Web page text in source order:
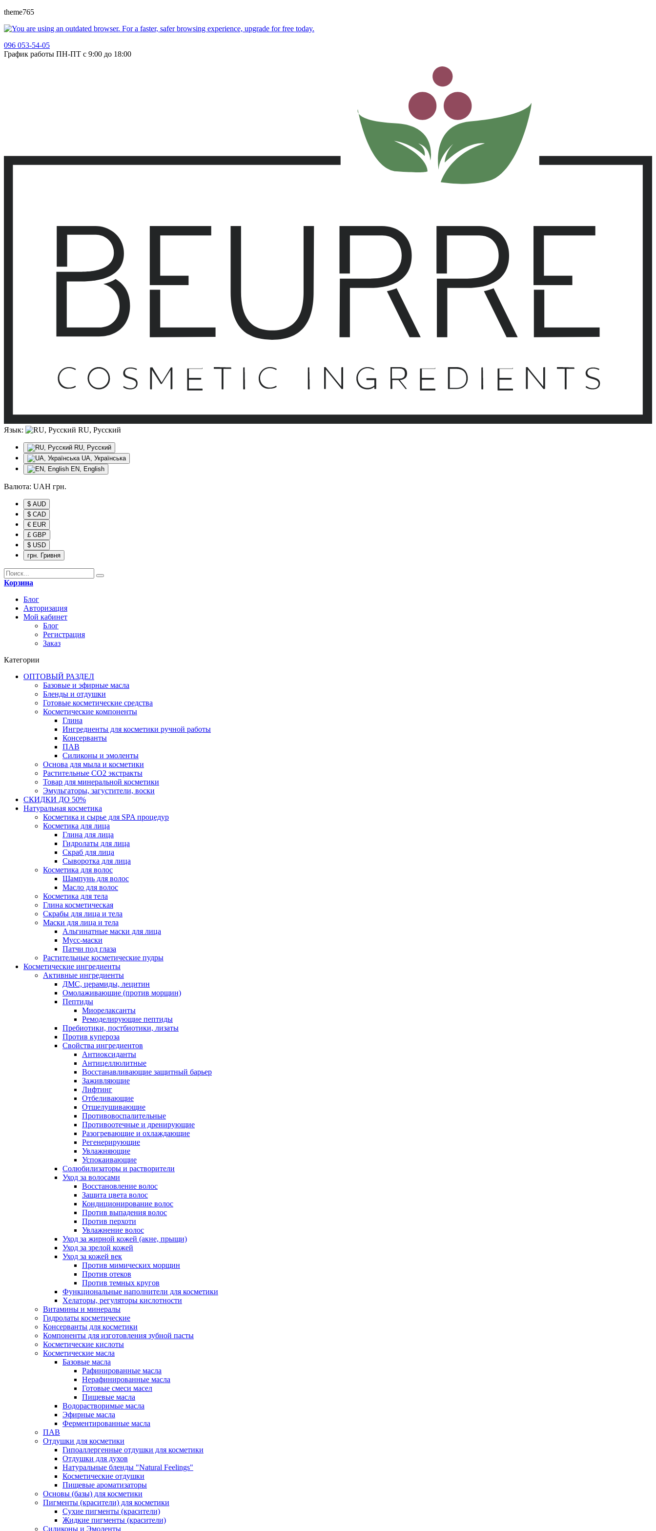
theme765
096 053-54-05
График работы ПН-ПТ с 9:00 до 18:00
Язык: RU, Русский
RU, Русский
UA, Українська
EN, English
Валюта: UAH грн.
$ AUD
$ CAD
€ EUR
£ GBP
$ USD
грн. Гривня
Корзина
Блог
Авторизация
Мой кабинет
Блог
Регистрация
Заказ
Категории
ОПТОВЫЙ РАЗДЕЛ
Базовые и эфирные масла
Бленды и отдушки
Готовые косметические средства
Косметические компоненты
Глина
Ингредиенты для косметики ручной работы
Консерванты
ПАВ
Силиконы и эмоленты
Основа для мыла и косметики
Растительные СО2 экстракты
Товар для минеральной косметики
Эмульгаторы, загустители, воски
СКИДКИ ДО 50%
Натуральная косметика
Косметика и сырье для SPA процедур
Косметика для лица
Глина для лица
Гидролаты для лица
Скраб для лица
Сыворотка для лица
Косметика для волос
Шампунь для волос
Масло для волос
Косметика для тела
Глина косметическая
Скрабы для лица и тела
Маски для лица и тела
Альгинатные маски для лица
Мусс-маски
Патчи под глаза
Растительные косметические пудры
Косметические ингредиенты
Активные ингредиенты
ДМС, церамиды, лецитин
Омолаживающие (против морщин)
Пептиды
Миорелаксанты
Ремоделирующие пептиды
Пребиотики, постбиотики, лизаты
Против купероза
Свойства ингредиентов
Антиоксиданты
Антицеллюлитные
Восстанавливающие защитный барьер
Заживляющие
Лифтинг
Отбеливающие
Отшелушивающие
Противовоспалительные
Противоотечные и дренирующие
Разогревающие и охлаждающие
Регенерирующие
Увлажняющие
Успокаивающие
Солюбилизаторы и растворители
Уход за волосами
Восстановление волос
Защита цвета волос
Кондиционирование волос
Против выпадения волос
Против перхоти
Увлажнение волос
Уход за жирной кожей (акне, прыщи)
Уход за зрелой кожей
Уход за кожей век
Против мимических морщин
Против отеков
Против темных кругов
Функциональные наполнители для косметики
Хелаторы, регуляторы кислотности
Витамины и минералы
Гидролаты косметические
Консерванты для косметики
Компоненты для изготовления зубной пасты
Косметические кислоты
Косметические масла
Базовые масла
Рафинированные масла
Нерафинированные масла
Готовые смеси масел
Пищевые масла
Водорастворимые масла
Эфирные масла
Ферментированные масла
ПАВ
Отдушки для косметики
Гипоаллергенные отдушки для косметики
Отдушки для духов
Натуральные бленды "Natural Feelings"
Косметические отдушки
Пищевые ароматизаторы
Основы (базы) для косметики
Пигменты (красители) для косметики
Сухие пигменты (красители)
Жидкие пигменты (красители)
Силиконы и Эмоленты